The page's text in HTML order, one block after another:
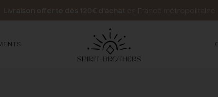
Livraison offerte dès 120€ d'achat en France métropolitaine